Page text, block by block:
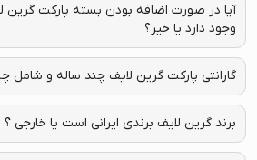
آیا در صورت اضافه بودن بسته پارکت گرین
وجود دارد یا خیر؟
گارانتی پارکت گرین لایف چند ساله و شامل
برند گرین لایف برندی ایرانی است یا خارجی ؟